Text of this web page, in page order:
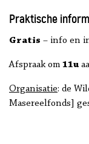
Praktische
Gratis – info en
Afspraak om 11u
Organisatie: de
Masereelfonds]